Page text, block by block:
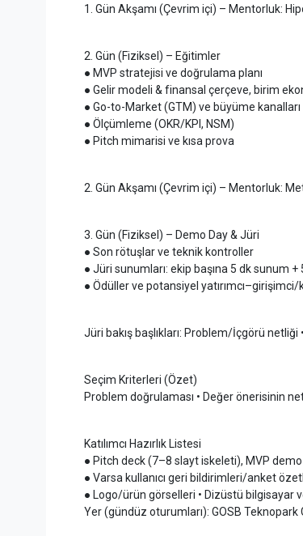
1. Gün Akşamı (Çevrim içi) – Mentorluk:
2. Gün (Fiziksel) – Eğitimler
● MVP stratejisi ve doğrulama planı
● Gelir modeli & finansal çerçeve, birim
● Go-to-Market (GTM) ve büyüme kanalları
● Ölçümleme (OKR/KPI, NSM)
● Pitch mimarisi ve kısa prova
2. Gün Akşamı (Çevrim içi) – Mentorluk:
3. Gün (Fiziksel) – Demo Day & Jüri
● Son rötuşlar ve teknik kontroller
● Jüri sunumları: ekip başına 5 dk sunum +
● Ödüller ve potansiyel
Jüri bakış başlıkları: Problem/İçgörü
Seçim Kriterleri (Özet)
Problem doğrulaması • Değer önerisinin
Katılımcı Hazırlık Listesi
● Pitch deck (7–8 slayt iskeleti), MVP demo
● Varsa kullanıcı geri bildirimleri/anket
● Logo/ürün görselleri • Dizüstü bilgisayar
Yer (gündüz oturumları): GOSB Teknopark